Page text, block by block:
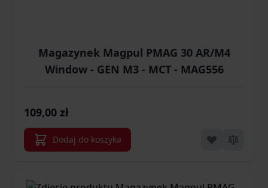
Magazynek Magpul PMAG 30 AR/M4
Window - GEN M3 - MCT - MAG556
109,00 zł
Dodaj do koszyka